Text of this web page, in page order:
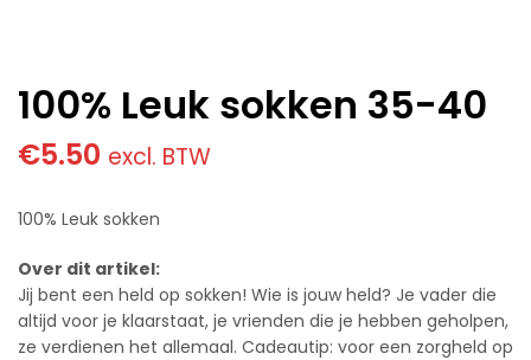
100% Leuk sokken 35-40
€5.50 excl. BTW
100% Leuk sokken
Over dit artikel:
Jij bent een held op sokken! Wie is jouw held? Je vader die
altijd voor je klaarstaat, je vrienden die je hebben geholpen,
ze verdienen het allemaal. Cadeautip: voor een zorgheld op